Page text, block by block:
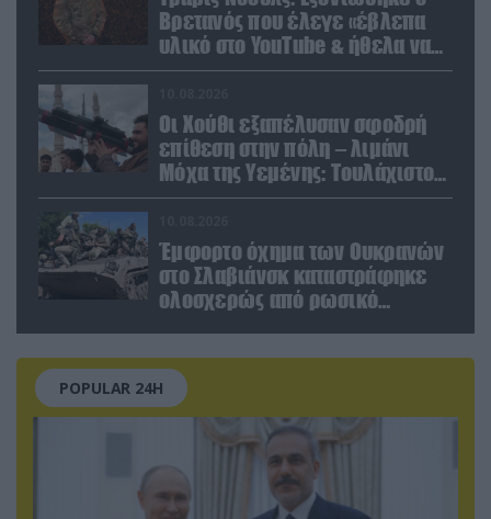
Βρετανός που έλεγε «έβλεπα
υλικό στο YouTube & ήθελα να
καθαρίσω τους Ρώσους»
Οι Χούθι εξαπέλυσαν σφοδρή
επίθεση στην πόλη – λιμάνι
Μόχα της Υεμένης: Toυλάχιστον
επτά νεκροί (βίντεο)
Έμφορτο όχημα των Ουκρανών
στο Σλαβιάνσκ καταστράφηκε
ολοσχερώς από ρωσικό
POPULAR 24H